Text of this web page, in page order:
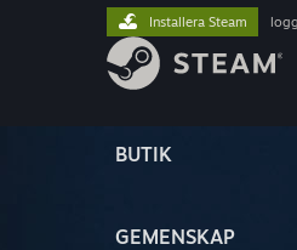
BUTIK
GEMENSKAP
Installera Steam